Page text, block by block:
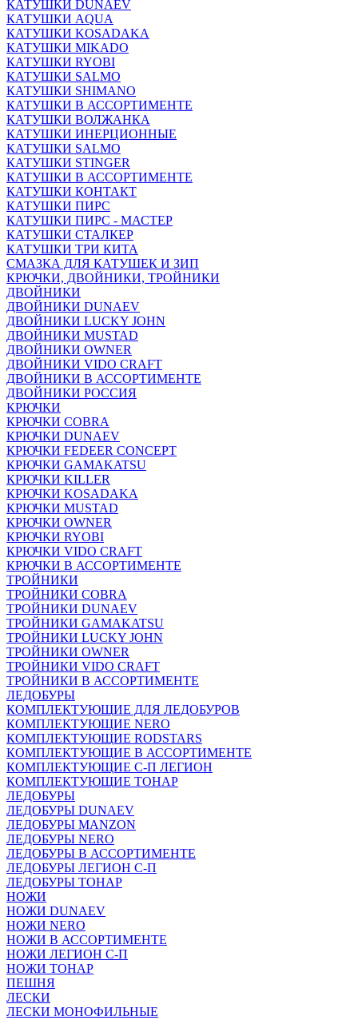
КАТУШКИ DUNAEV
КАТУШКИ AQUA
КАТУШКИ KOSADAKA
КАТУШКИ MIKADO
КАТУШКИ RYOBI
КАТУШКИ SALMO
КАТУШКИ SHIMANO
КАТУШКИ В АССОРТИМЕНТЕ
КАТУШКИ ВОЛЖАНКА
КАТУШКИ ИНЕРЦИОННЫЕ
КАТУШКИ SALMO
КАТУШКИ STINGER
КАТУШКИ В АССОРТИМЕНТЕ
КАТУШКИ КОНТАКТ
КАТУШКИ ПИРС
КАТУШКИ ПИРС - МАСТЕР
КАТУШКИ СТАЛКЕР
КАТУШКИ ТРИ КИТА
СМАЗКА ДЛЯ КАТУШЕК И ЗИП
КРЮЧКИ, ДВОЙНИКИ, ТРОЙНИКИ
ДВОЙНИКИ
ДВОЙНИКИ DUNAEV
ДВОЙНИКИ LUCKY JOHN
ДВОЙНИКИ MUSTAD
ДВОЙНИКИ OWNER
ДВОЙНИКИ VIDO CRAFT
ДВОЙНИКИ В АССОРТИМЕНТЕ
ДВОЙНИКИ РОССИЯ
КРЮЧКИ
КРЮЧКИ COBRA
КРЮЧКИ DUNAEV
КРЮЧКИ FEDEER CONCEPT
КРЮЧКИ GAMAKATSU
КРЮЧКИ KILLER
КРЮЧКИ KOSADAKA
КРЮЧКИ MUSTAD
КРЮЧКИ OWNER
КРЮЧКИ RYOBI
КРЮЧКИ VIDO CRAFT
КРЮЧКИ В АССОРТИМЕНТЕ
ТРОЙНИКИ
ТРОЙНИКИ COBRA
ТРОЙНИКИ DUNAEV
ТРОЙНИКИ GAMAKATSU
ТРОЙНИКИ LUCKY JOHN
ТРОЙНИКИ OWNER
ТРОЙНИКИ VIDO CRAFT
ТРОЙНИКИ В АССОРТИМЕНТЕ
ЛЕДОБУРЫ
КОМПЛЕКТУЮЩИЕ ДЛЯ ЛЕДОБУРОВ
КОМПЛЕКТУЮЩИЕ NERO
КОМПЛЕКТУЮЩИЕ RODSTARS
КОМПЛЕКТУЮЩИЕ В АССОРТИМЕНТЕ
КОМПЛЕКТУЮЩИЕ С-П ЛЕГИОН
КОМПЛЕКТУЮЩИЕ ТОНАР
ЛЕДОБУРЫ
ЛЕДОБУРЫ DUNAEV
ЛЕДОБУРЫ MANZON
ЛЕДОБУРЫ NERO
ЛЕДОБУРЫ В АССОРТИМЕНТЕ
ЛЕДОБУРЫ ЛЕГИОН С-П
ЛЕДОБУРЫ ТОНАР
НОЖИ
НОЖИ DUNAEV
НОЖИ NERO
НОЖИ В АССОРТИМЕНТЕ
НОЖИ ЛЕГИОН С-П
НОЖИ ТОНАР
ПЕШНЯ
ЛЕСКИ
ЛЕСКИ МОНОФИЛЬНЫЕ